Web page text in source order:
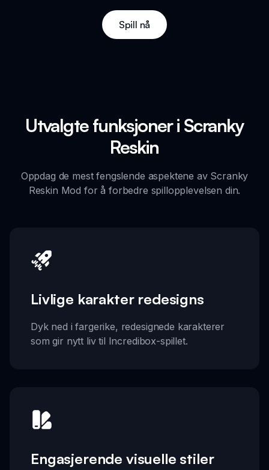
Spill nå
Utvalgte funksjoner i Scranky
Reskin
Oppdag de mest fengslende aspektene av Scranky
Reskin Mod for å forbedre spillopplevelsen din.
Livlige karakter redesigns
Dyk ned i fargerike, redesignede karakterer
som gir nytt liv til Incredibox-spillet.
Engasjerende visuelle stiler